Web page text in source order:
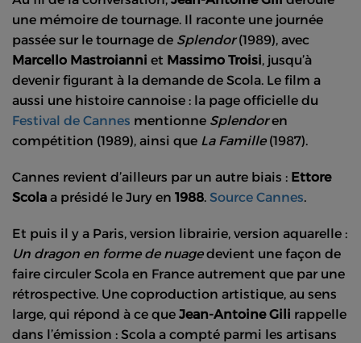
une mémoire de tournage. Il raconte une journée
passée sur le tournage de Splendor(1989), avec
Marcello Mastroianni et Massimo Troisi, jusqu’à
devenir figurant à la demande de Scola. Le film a
aussi une histoire cannoise : la page officielle du
Festival de Cannes mentionne Splendoren
compétition (1989), ainsi que La Famille(1987).
Cannes revient d’ailleurs par un autre biais : Ettore
Scola a présidé le Jury en 1988. Source Cannes.
Et puis il y a Paris, version librairie, version aquarelle :
Un dragon en forme de nuagedevient une façon de
faire circuler Scola en France autrement que par une
rétrospective. Une coproduction artistique, au sens
large, qui répond à ce que Jean-Antoine Gili rappelle
dans l’émission : Scola a compté parmi les artisans